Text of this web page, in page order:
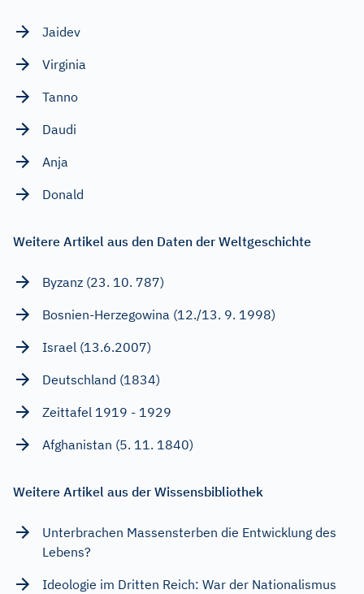
Jaidev
Virginia
Tanno
Daudi
Anja
Donald
Weitere Artikel aus den Daten der Weltgeschichte
Byzanz (23. 10. 787)
Bosnien-Herzegowina (12./13. 9. 1998)
Israel (13.6.2007)
Deutschland (1834)
Zeittafel 1919 - 1929
Afghanistan (5. 11. 1840)
Weitere Artikel aus der Wissensbibliothek
Unterbrachen Massensterben die Entwicklung des
Lebens?
Ideologie im Dritten Reich: War der Nationalismus